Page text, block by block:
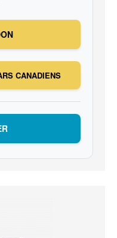
CANADIENS